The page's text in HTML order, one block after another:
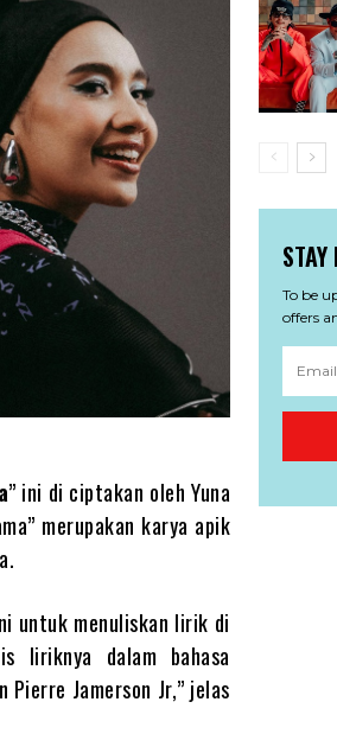
” ini di ciptakan oleh Yuna
merupakan karya apik
untuk menuliskan lirik di
liriknya dalam bahasa
Pierre Jamerson Jr,” jelas
To be
offers